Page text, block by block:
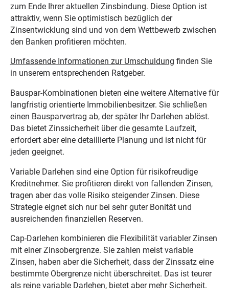
zum Ende Ihrer aktuellen Zinsbindung. Diese Option ist
attraktiv, wenn Sie optimistisch bezüglich der
Zinsentwicklung sind und von dem Wettbewerb zwischen
den Banken profitieren möchten.
Umfassende Informationen zur Umschuldung finden Sie
in unserem entsprechenden Ratgeber.
Bauspar-Kombinationen bieten eine weitere Alternative für
langfristig orientierte Immobilienbesitzer. Sie schließen
einen Bausparvertrag ab, der später Ihr Darlehen ablöst.
Das bietet Zinssicherheit über die gesamte Laufzeit,
erfordert aber eine detaillierte Planung und ist nicht für
jeden geeignet.
Variable Darlehen sind eine Option für risikofreudige
Kreditnehmer. Sie profitieren direkt von fallenden Zinsen,
tragen aber das volle Risiko steigender Zinsen. Diese
Strategie eignet sich nur bei sehr guter Bonität und
ausreichenden finanziellen Reserven.
Cap-Darlehen kombinieren die Flexibilität variabler Zinsen
mit einer Zinsobergrenze. Sie zahlen meist variable
Zinsen, haben aber die Sicherheit, dass der Zinssatz eine
bestimmte Obergrenze nicht überschreitet. Das ist teurer
als reine variable Darlehen, bietet aber mehr Sicherheit.